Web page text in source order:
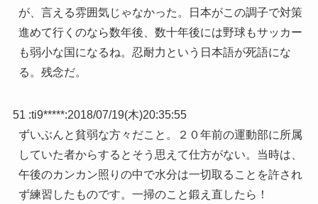
が、言える雰囲気じゃなかった。日本がこの調子で対策
進めて行くのなら数年後、数十年後には野球もサッカー
も弱小な国になるね。忍耐力という日本語が死語にな
る。残念だ。
51 :ti9*****:2018/07/19(木)20:35:55
ずいぶんと貧弱な方々だこと。２０年前の運動部に所属
していた者からするとそう思えて仕方がない。当時は、
午後のカンカン照りの中で水分は一切取ることを許され
ず練習したものです。一掃のこと鍛え直したら！